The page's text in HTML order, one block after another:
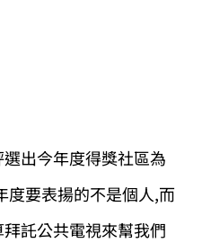
出今年度得獎社區為
度要表揚的不是個人,而
託公共電視來幫我們